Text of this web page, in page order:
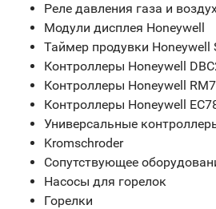
Реле давления газа и
Модули дисплея Honeywell
Таймер продувки Honeywell
Контроллеры Honeywell
Контроллеры Honeywell
Контроллеры Honeywell
Универсальные
Kromschroder
Сопутствующее
Насосы для горелок
Горелки